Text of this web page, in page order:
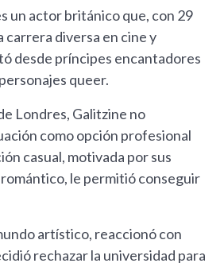
un actor británico que, con 29
carrera diversa en cine y
desde príncipes encantadores
queer.
Londres, Galitzine no
como opción profesional
casual, motivada por sus
le permitió conseguir
artístico, reaccionó con
rechazar la universidad para